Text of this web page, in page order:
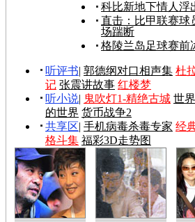
科比新地下情人浮
直击：比甲联赛球
场踹断
格陵兰岛足球赛前
听评书| 郭德纲对口相声集 杜
记 张震讲故事 红楼梦
听小说| 鬼吹灯1-精绝古城 世
的世界 货币战争2
共享区| 手机病毒杀毒专家 经
格斗集 福彩3D走势图